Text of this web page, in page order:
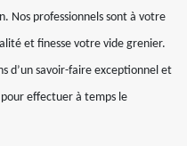
Nos professionnels sont à votre
et finesse votre vide grenier.
d’un savoir-faire exceptionnel et
pour effectuer à temps le